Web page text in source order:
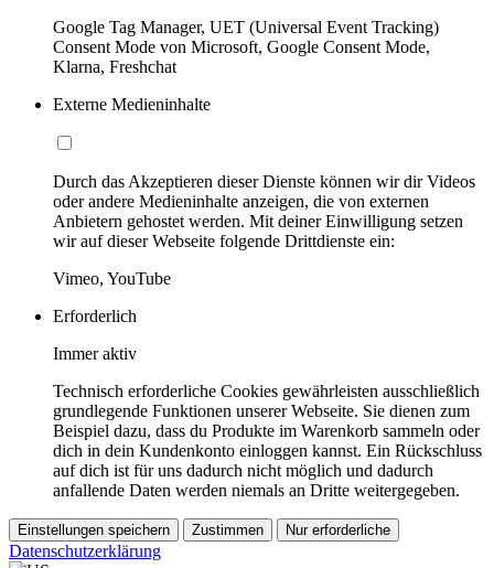
Google Tag Manager, UET (Universal Event Tracking)
Consent Mode von Microsoft, Google Consent Mode,
Klarna, Freshchat
Externe Medieninhalte
Durch das Akzeptieren dieser Dienste können wir dir Videos
oder andere Medieninhalte anzeigen, die von externen
Anbietern gehostet werden. Mit deiner Einwilligung setzen
wir auf dieser Webseite folgende Drittdienste ein:
Vimeo, YouTube
Erforderlich
Immer aktiv
Technisch erforderliche Cookies gewährleisten ausschließlich
grundlegende Funktionen unserer Webseite. Sie dienen zum
Beispiel dazu, dass du Produkte im Warenkorb sammeln oder
dich in dein Kundenkonto einloggen kannst. Ein Rückschluss
auf dich ist für uns dadurch nicht möglich und dadurch
anfallende Daten werden niemals an Dritte weitergegeben.
Einstellungen speichern Zustimmen Nur erforderliche
Datenschutzerklärung